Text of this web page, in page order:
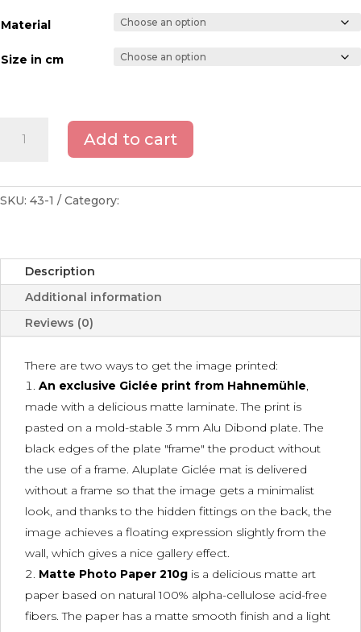
Material
Size in cm
flower
Add to cart
SKU: 43-1 Category:
Description
Additional information
Reviews (0)
There are two ways to get the image printed:
An exclusive Giclée print from Hahnemühle,
made with a delicious matte laminate. The print is
pasted on a mold-stable 3 mm Alu Dibond plate. The
black edges of the plate "frame" the product without
the use of a frame. Aluplate Giclée mat is delivered
without a frame so that the image gets a minimalist
look, and thanks to the hidden fittings on the back, the
image achieves a floating expression slightly from the
wall, which gives a nice gallery effect.
Matte Photo Paper 210g is a delicious matte art
paper based on natural 100% alpha-cellulose acid-free
fibers. The paper has a matte smooth finish and a light